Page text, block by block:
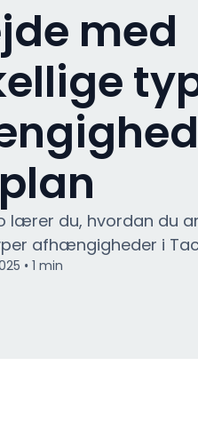
med
lærer du, hvordan du
afhængigheder i
• 1 min